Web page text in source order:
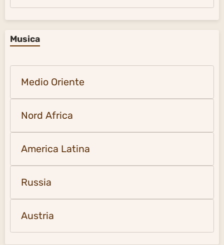
Musica
Medio Oriente
Nord Africa
America Latina
Russia
Austria